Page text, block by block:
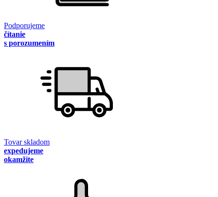
Podporujeme
čítanie
s porozumením
Tovar skladom
expedujeme
okamžite